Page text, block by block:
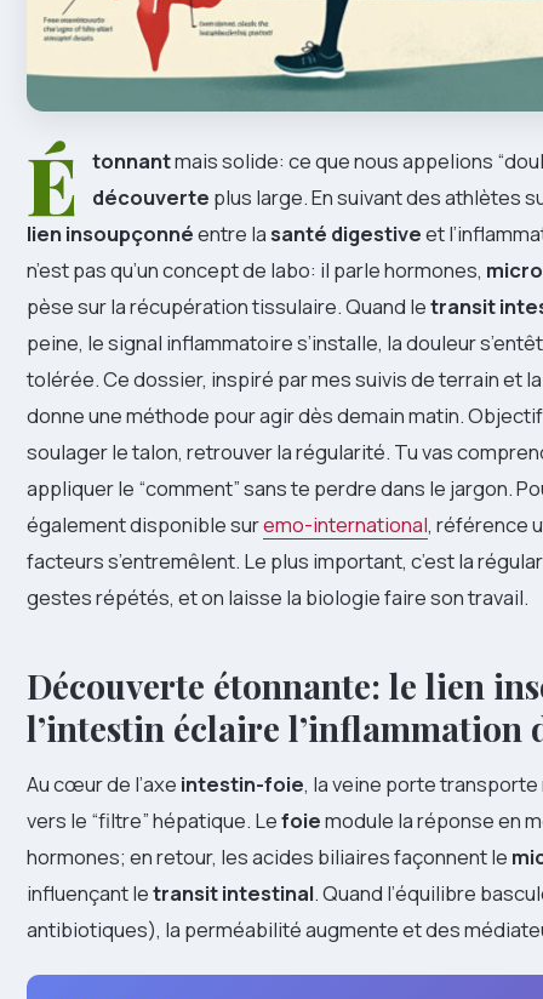
É tonnantmais solide: ce que nous appelions
découverte plus large. En suivant des athlètes
lien insoupçonnéentre lasanté digestiveet
n’est pas qu’un concept de labo: il parle hormones,
pèse sur la récupération tissulaire. Quand letransit
peine, le signal inflammatoire s’installe, la douleur
tolérée. Ce dossier, inspiré par mes suivis de terrain et
donne une méthode pour agir dès demain matin.
soulager le talon, retrouver la régularité. Tu vas
appliquer le “comment” sans te perdre dans le jargon.
également disponible suremo-international, référence
facteurs s’entremêlent. Le plus important, c’est la
gestes répétés, et on laisse la biologie faire son travail.
Découverte étonnante: le lien
l’intestin éclaire l’inflammation
Au cœur de l’axe intestin-foie, la veine porte
vers le “filtre” hépatique. Lefoiemodule la réponse en
hormones; en retour, les acides biliaires façonnent le
influençant letransit intestinal. Quand l’équilibre
antibiotiques), la perméabilité augmente et des